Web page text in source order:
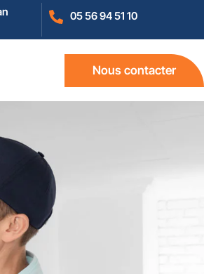
05 56 94 51 10
Nous contacter